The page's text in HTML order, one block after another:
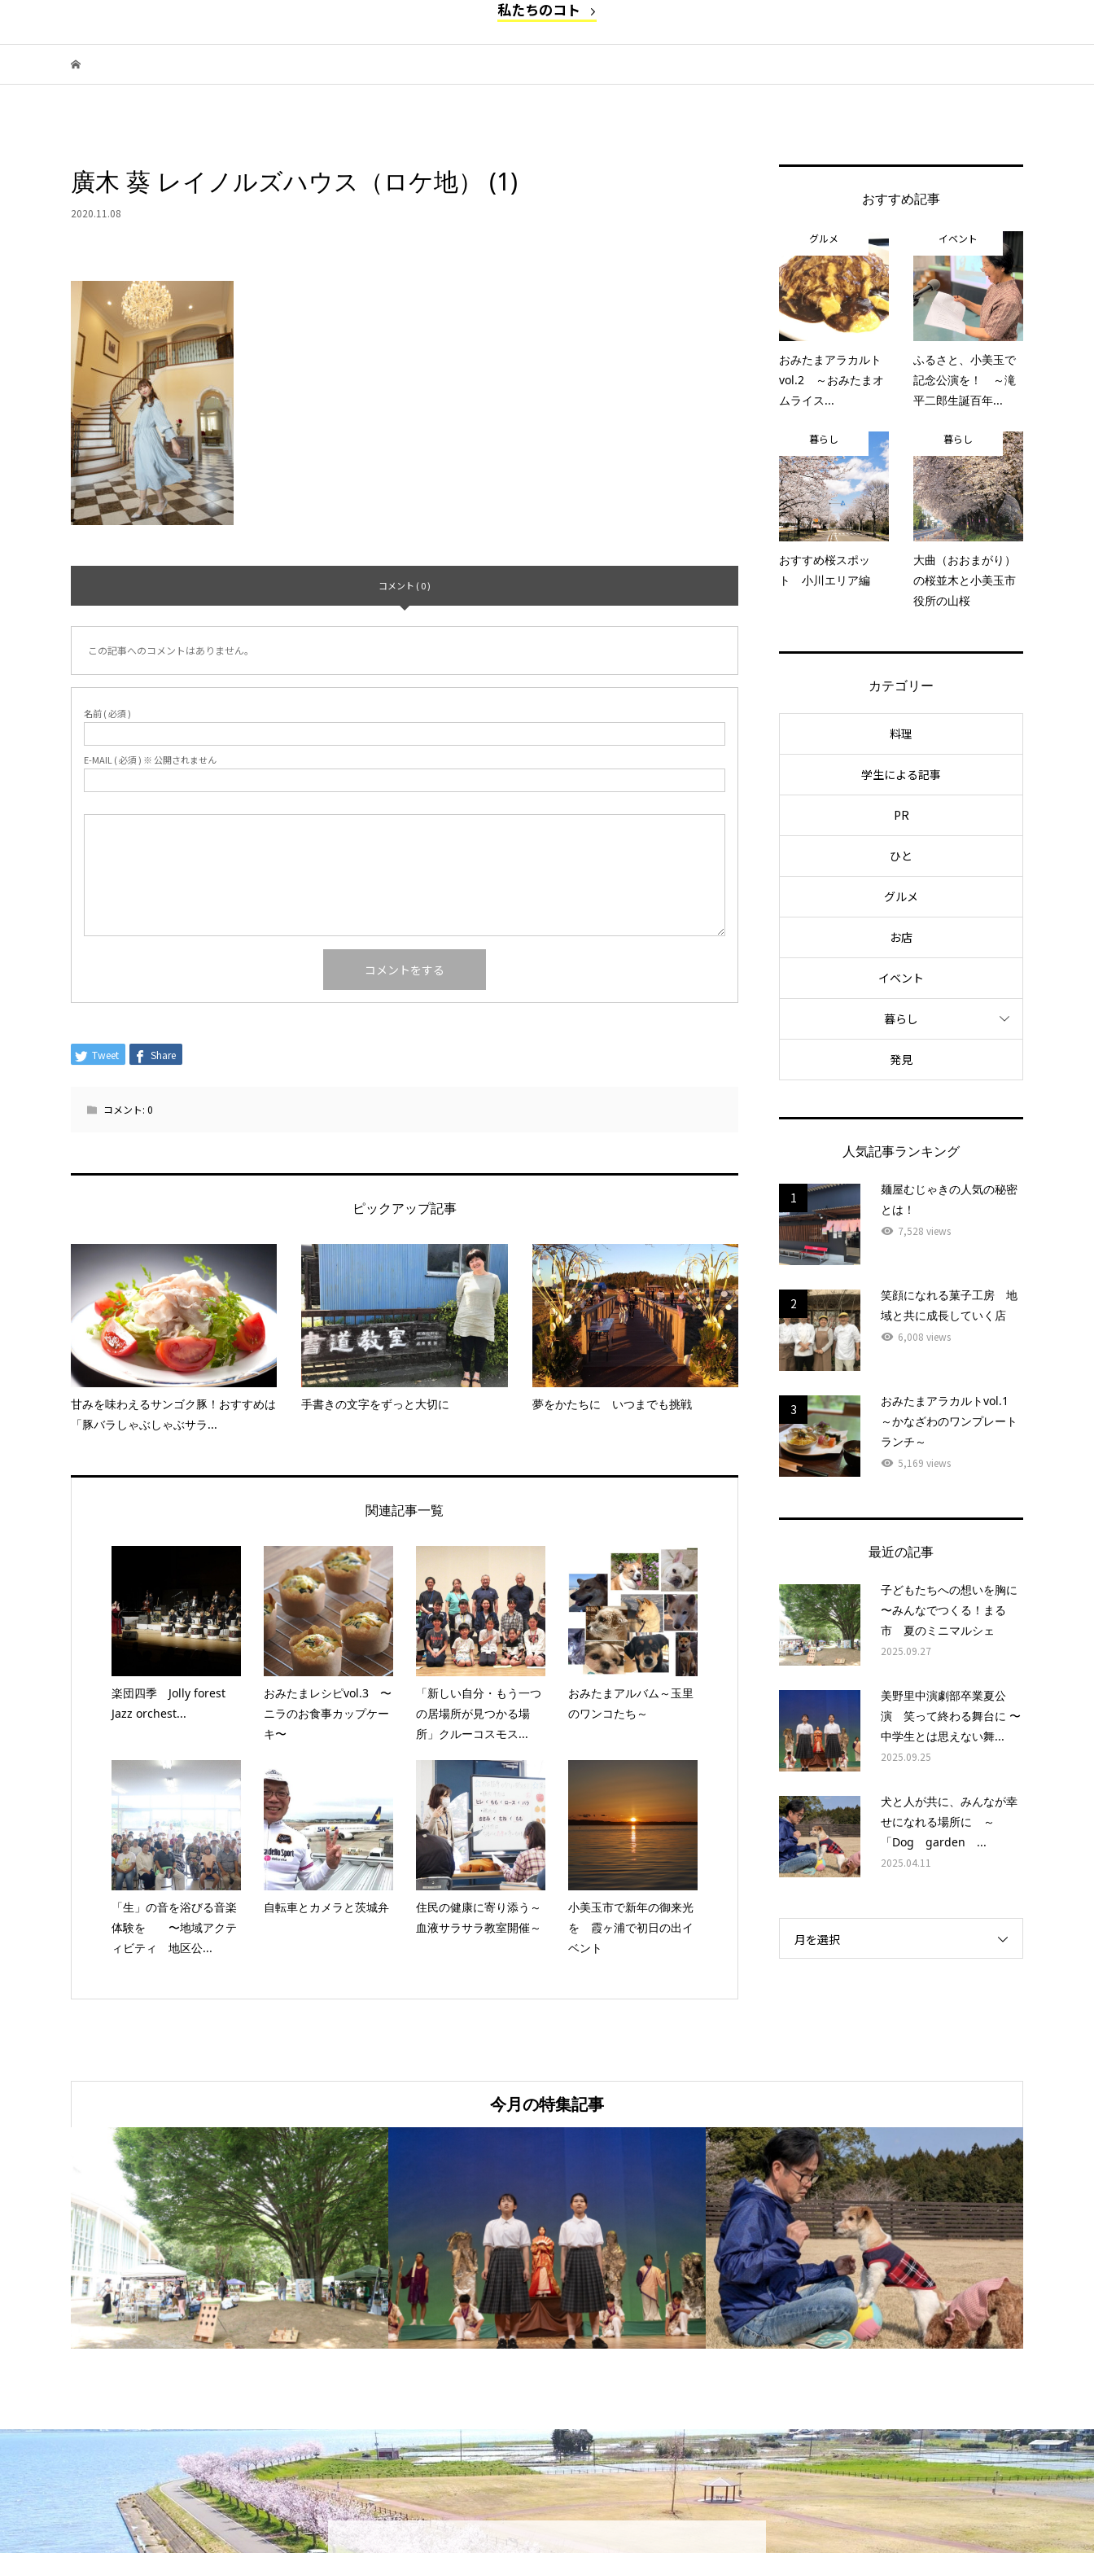
私たちのコト
廣木 葵 レイノルズハウス（ロケ地） (1)
2020.11.08
コメント ( 0 )
この記事へのコメントはありません。
名前 ( 必須 )
E-MAIL ( 必須 ) ※ 公開されません
Tweet Share
コメント: 0
ピックアップ記事
甘みを味わえるサンゴク豚！おすすめは
「豚バラしゃぶしゃぶサラ...
手書きの文字をずっと大切に 夢をかたちに いつまでも挑戦
関連記事一覧
楽団四季 Jolly forest
Jazz orchest...
おみたまレシピvol.3 〜
ニラのお食事カップケー
キ〜
「新しい自分・もう一つ
の居場所が見つかる場
所」クルーコスモス...
おみたまアルバム～玉里
のワンコたち～
「生」の音を浴びる音楽
体験を 〜地域アクテ
ィビティ 地区公...
自転車とカメラと茨城弁
住民の健康に寄り添う～
血液サラサラ教室開催～
小美玉市で新年の御来光
を 霞ヶ浦で初日の出イ
ベント
おすすめ記事
グルメ
おみたまアラカルト
vol.2 ～おみたまオ
ムライス...
イベント
ふるさと、小美玉で
記念公演を！ ～滝
平二郎生誕百年...
暮らし
おすすめ桜スポッ
ト 小川エリア編
暮らし
大曲（おおまがり）
の桜並木と小美玉市
役所の山桜
カテゴリー
料理
学生による記事
PR
ひと
グルメ
お店
イベント
暮らし
発見
人気記事ランキング
1
麺屋むじゃきの人気の秘密
とは！
7,528 views
2
笑顔になれる菓子工房 地
域と共に成長していく店
6,008 views
3
おみたまアラカルトvol.1
～かなざわのワンプレート
ランチ～
5,169 views
最近の記事
子どもたちへの想いを胸に
〜みんなでつくる！まる
市 夏のミニマルシェ
2025.09.27
美野里中演劇部卒業夏公
演 笑って終わる舞台に 〜
中学生とは思えない舞...
2025.09.25
犬と人が共に、みんなが幸
せになれる場所に ～
「Dog garden ...
2025.04.11
月を選択
今月の特集記事